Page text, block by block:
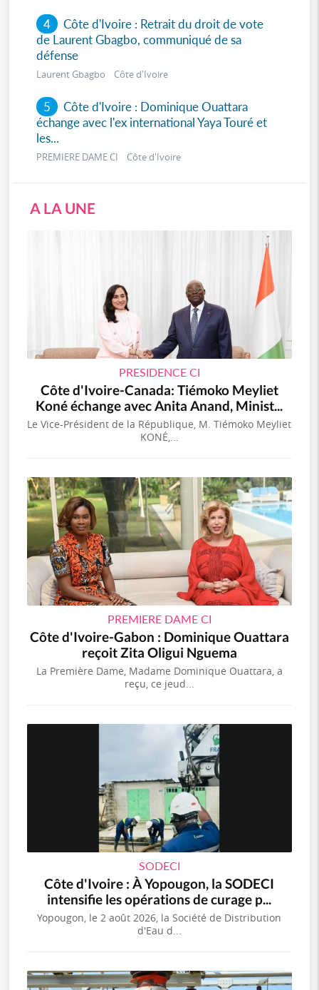
4 Côte d'Ivoire : Retrait du droit de vote
de Laurent Gbagbo, communiqué de sa
défense
Laurent Gbagbo Côte d'Ivoire
5 Côte d'Ivoire : Dominique Ouattara
échange avec l'ex international Yaya Touré et
les...
PREMIERE DAME CI Côte d'Ivoire
A LA UNE
PRESIDENCE CI
Côte d'Ivoire-Canada: Tiémoko Meyliet
Koné échange avec Anita Anand, Minist...
Le Vice-Président de la République, M. Tiémoko Meyliet
KONÉ,...
PREMIERE DAME CI
Côte d'Ivoire-Gabon : Dominique Ouattara
reçoit Zita Oligui Nguema
La Première Dame, Madame Dominique Ouattara, a
reçu, ce jeud...
SODECI
Côte d'Ivoire : À Yopougon, la SODECI
intensifie les opérations de curage p...
Yopougon, le 2 août 2026, la Société de Distribution
d'Eau d...